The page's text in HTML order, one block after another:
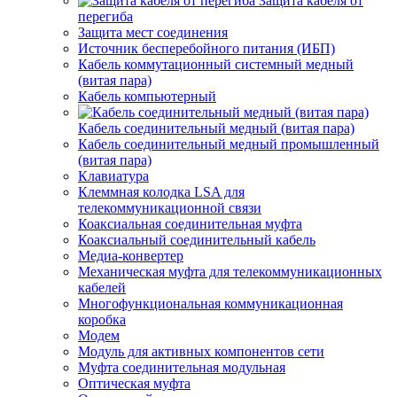
перегиба
Защита мест соединения
Источник бесперебойного питания (ИБП)
Кабель коммутационный системный медный
(витая пара)
Кабель компьютерный
Кабель соединительный медный (витая пара)
Кабель соединительный медный промышленный
(витая пара)
Клавиатура
Клеммная колодка LSA для
телекоммуникационной связи
Коаксиальная соединительная муфта
Коаксиальный соединительный кабель
Медиа-конвертер
Механическая муфта для телекоммуникационных
кабелей
Многофункциональная коммуникационная
коробка
Модем
Модуль для активных компонентов сети
Муфта соединительная модульная
Оптическая муфта